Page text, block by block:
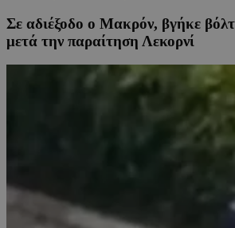
Σε αδιέξοδο ο Μακρόν, βγήκε
μετά την παραίτηση Λεκορνί